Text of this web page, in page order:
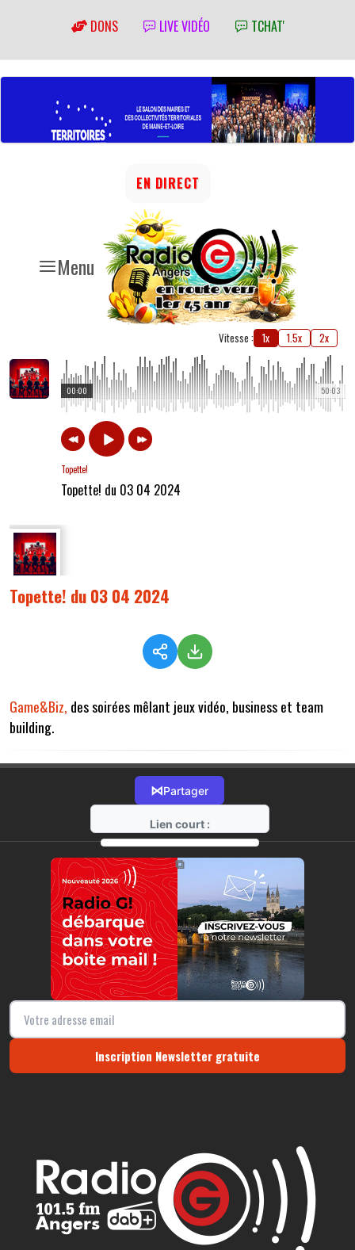
DONS LIVE VIDÉO TCHAT'
Menu
EN DIRECT
Vitesse : 1x 1.5x 2x
50:03
00:00
Topette!
Topette! du 03 04 2024
Topette! du 03 04 2024
Game&Biz, des soirées mêlant jeux vidéo, business et team
building.
⋈Partager
Lien court :
https://radio-g.fr?14347
⧉
Inscription Newsletter gratuite